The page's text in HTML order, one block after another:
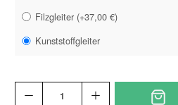
Filzgleiter (+37,00 €)
Kunststoffgleiter